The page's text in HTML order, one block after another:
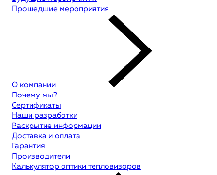
Прошедшие мероприятия
О компании
Почему мы?
Сертификаты
Наши разработки
Раскрытие информации
Доставка и оплата
Гарантия
Производители
Калькулятор оптики тепловизоров